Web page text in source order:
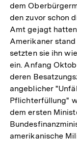
dem
den zuvor schon
Amt gejagt
Amerikaner
setzten sie ihn
ein. Anfang
deren
angeblicher
Pflichterfüllung"
dem ersten
amerikanische